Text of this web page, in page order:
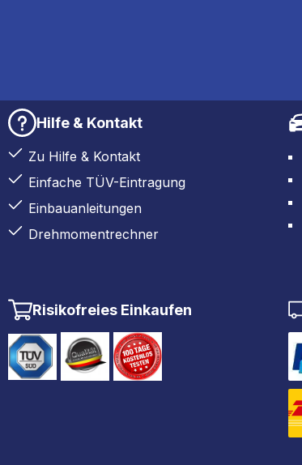
Hilfe & Kontakt
Zu Hilfe & Kontakt
Einfache TÜV-Eintragung
Einbauanleitungen
Drehmomentrechner
Risikofreies Einkaufen